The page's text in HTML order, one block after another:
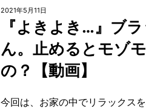
2021年5月11日
『よきよき…』ブ
ん。止めるとモゾ
の？【動画】
今回は、お家の中でリラックス